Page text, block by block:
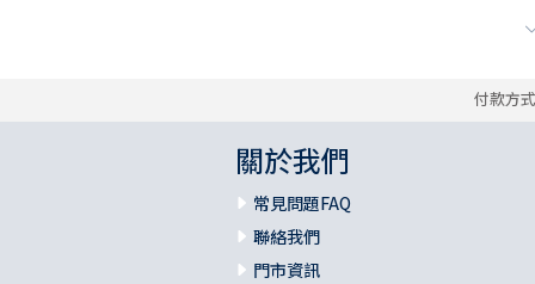
付款方
關於我們
常見問題FAQ
聯絡我們
門市資訊